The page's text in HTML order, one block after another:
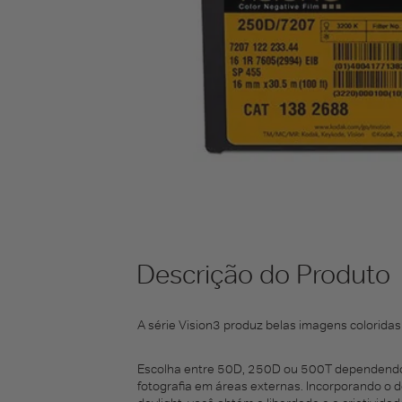
Descrição do Produto
A série Vision3 produz belas imagens
Escolha entre 50D, 250D ou 500T
fotografia em áreas externas. Incorporando o